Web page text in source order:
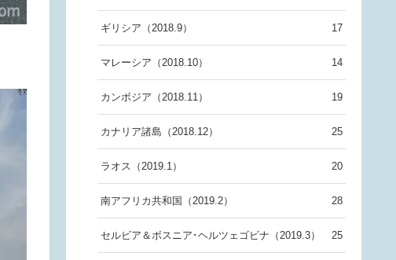
ギリシア（2018.9） 17
マレーシア（2018.10） 14
カンボジア（2018.11） 19
カナリア諸島（2018.12） 25
ラオス（2019.1） 20
南アフリカ共和国（2019.2） 28
セルビア＆ボスニア･ヘルツェゴビナ（2019.3） 25